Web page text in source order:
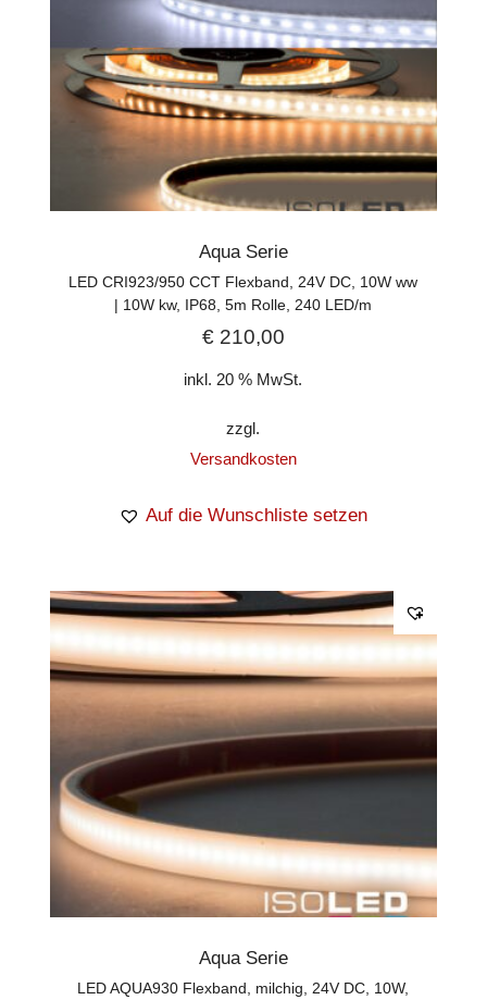
Aqua Serie
LED CRI923/950 CCT Flexband, 24V DC, 10W ww
| 10W kw, IP68, 5m Rolle, 240 LED/m
€210,00
inkl. 20 % MwSt.
zzgl.
Versandkosten
Auf die Wunschliste setzen
Aqua Serie
LED AQUA930 Flexband, milchig, 24V DC, 10W,